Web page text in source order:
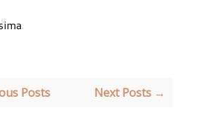
Posts Next Posts →